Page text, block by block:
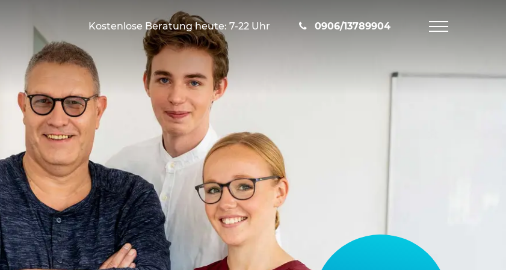
Kostenlose Beratung heute: 7-22 Uhr 0906/13789904
Navigation